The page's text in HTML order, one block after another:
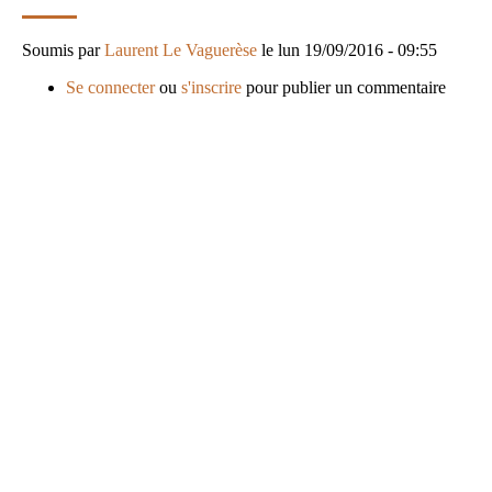
Soumis parLaurent Le Vaguerèse le lun 19/09/2016 - 09:55
Se connecterou s'inscrire pour publier un commentaire